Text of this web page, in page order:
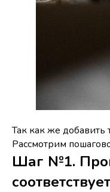
Так как же добавить
Рассмотрим
Шаг №1.